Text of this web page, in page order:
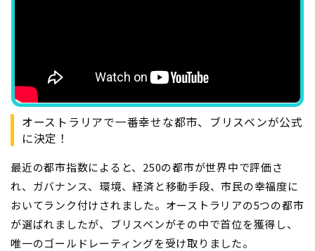
オーストラリアで一番幸せな都市、ブリスベンが公式
に決定！
最近の都市指数によると、250の都市が世界中で評価さ
れ、ガバナンス、環境、経済と移動手段、市民の幸福度に
おいてランク付けされました。オーストラリアの5つの都市
が選ばれましたが、ブリスベンがその中で首位を獲得し、
唯一のゴールドレーティングを受け取りました。